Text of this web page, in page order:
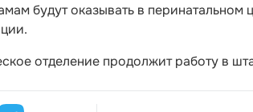
будут оказывать в перинатальном
отделение продолжит работу в